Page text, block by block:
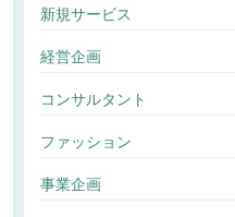
新規サービス
経営企画
コンサルタント
ファッション
事業企画